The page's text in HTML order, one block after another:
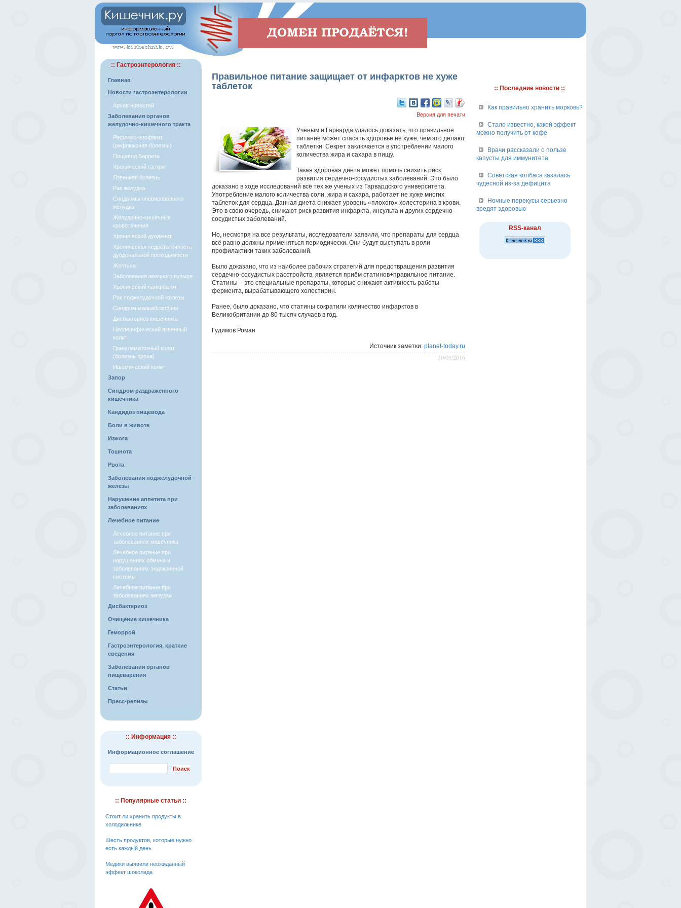
:: Гастроэнтерология ::
Главная
Новости гастроэнтерологии
Архив новостей
Заболевания органов
желудочно-кишечного тракта
Рефлюкс-эзофагит
(рефлюксная болезнь)
Пищевод Баррета
Хронический гастрит
Язвенная болезнь
Рак желудка
Синдромы оперированного
желудка
Желудочно-кишечные
кровотечения
Хронический дуоденит
Хроническая недостаточность
дуоденальной проходимости
Желтуха
Заболевания желчного пузыря
Хронический панкреатит
Рак поджелудочной железы
Синдром мальабсорбции
Дисбактериоз кишечника
Неспецифический язвенный
колит
Гранулематозный колит
(болезнь Крона)
Ишемический колит
Запор
Синдром раздраженного
кишечника
Кандидоз пищевода
Боли в животе
Изжога
Тошнота
Рвота
Заболевания поджелудочной
железы
Нарушение аппетита при
заболеваниях
Лечебное питание
Лечебное питание при
заболеваниях кишечника
Лечебное питание при
нарушениях обмена и
заболеваниях эндокринной
системы
Лечебное питание при
заболеваниях желудка
Дисбактериоз
Очищение кишечника
Геморрой
Гастроэнтерология, краткие
сведения
Заболевания органов
пищеварения
Статьи
Пресс-релизы
:: Информация ::
Информационное соглашение
:: Популярные статьи ::
Стоит ли хранить продукты в
холодильнике
Шесть продуктов, которые нужно
есть каждый день
Медики выявили неожиданный
эффект шоколада
Правильное питание защищает от инфарктов не хуже
таблеток
Версия для печати
Ученым и Гарварда удалось доказать, что правильное
питание может спасать здоровье не хуже, чем это делают
таблетки. Секрет заключается в употреблении малого
количества жира и сахара в пищу.
Такая здоровая диета может помочь снизить риск
развития сердечно-сосудистых заболеваний. Это было
доказано в ходе исследований всё тех же ученых из Гарвардского университета.
Употребление малого количества соли, жира и сахара, работает не хуже многих
таблеток для сердца. Данная диета снижает уровень «плохого» холестерина в крови.
Это в свою очередь, снижают риск развития инфаркта, инсульта и других сердечно-
сосудистых заболеваний.
Но, несмотря на все результаты, исследователи заявили, что препараты для сердца
всё равно должны применяться периодически. Они будут выступать в роли
профилактики таких заболеваний.
Было доказано, что из наиболее рабочих стратегий для предотвращения развития
сердечно-сосудистых расстройств, является приём статинов+правильное питание.
Статины – это специальные препараты, которые снижают активность работы
фермента, вырабатывающего холестирин.
Ранее, было доказано, что статины сократили количество инфарктов в
Великобритании до 80 тысяч случаев в год.
Гудимов Роман
Источник заметки: planet-today.ru
30/09/2016
:: Последние новости ::
Как правильно хранить морковь?
Стало известно, какой эффект
можно получить от кофе
Врачи рассказали о пользе
капусты для иммунитета
Советская колбаса казалась
чудесной из-за дефицита
Ночные перекусы серьезно
вредят здоровью
RSS-канал